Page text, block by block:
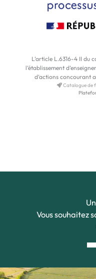
L’article L.6316-4 II du
l’établissement
d’actions concourant
Catalogue de
Vous souhaitez